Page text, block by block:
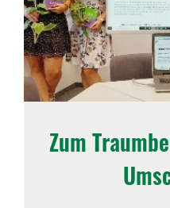
Zum